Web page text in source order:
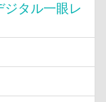
タル一眼レ